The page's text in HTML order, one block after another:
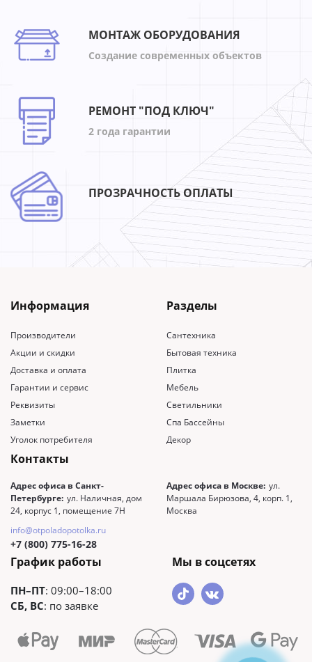
МОНТАЖ ОБОРУДОВАНИЯ
Создание современных объектов
РЕМОНТ "ПОД КЛЮЧ"
2 года гарантии
ПРОЗРАЧНОСТЬ ОПЛАТЫ
Информация
Производители
Акции и скидки
Доставка и оплата
Гарантии и сервис
Реквизиты
Заметки
Уголок потребителя
Разделы
Сантехника
Бытовая техника
Плитка
Мебель
Светильники
Спа Бассейны
Декор
Контакты
Адрес офиса в Санкт-
Петербурге: ул. Наличная, дом
24, корпус 1, помещение 7Н
Адрес офиса в Москве: ул.
Маршала Бирюзова, 4, корп. 1,
Москва
info@otpoladopotolka.ru
+7 (800) 775-16-28
График работы
ПН–ПТ: 09:00–18:00
СБ, ВС: по заявке
Мы в соцсетях